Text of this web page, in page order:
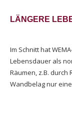
LÄNGERE
Im Schnitt hat
Lebensdauer als
Räumen, z.B.
Wandbelag nur